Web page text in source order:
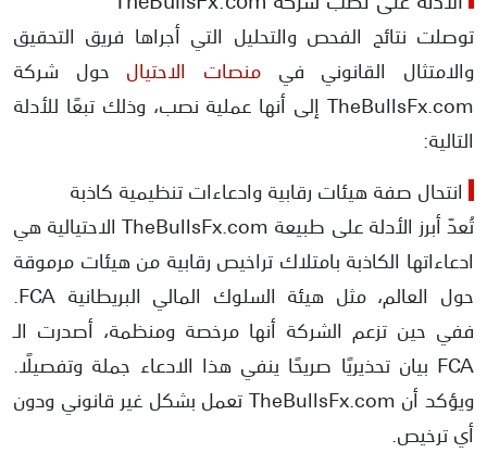
توصلت نتائج الفحص والتحليل التي أجراها فريق التحقيق
والامتثال القانوني في منصات الاحتيال حول شركة
TheBullsFx.com إلى أنها عملية نصب، وذلك تبعًا للأدلة
التالية:
انتحال صفة هيئات رقابية وادعاءات تنظيمية كاذبة
تُعدّ أبرز الأدلة على طبيعة TheBullsFx.com الاحتيالية هي
ادعاءاتها الكاذبة بامتلاك تراخيص رقابية من هيئات مرموقة
حول العالم، مثل هيئة السلوك المالي البريطانية FCA.
ففي حين تزعم الشركة أنها مرخصة ومنظمة، أصدرت الـ
FCA بيان تحذيريًا صريحًا ينفي هذا الادعاء جملة وتفصيلًا.
ويؤكد أن TheBullsFx.com تعمل بشكل غير قانوني ودون
أي ترخيص.